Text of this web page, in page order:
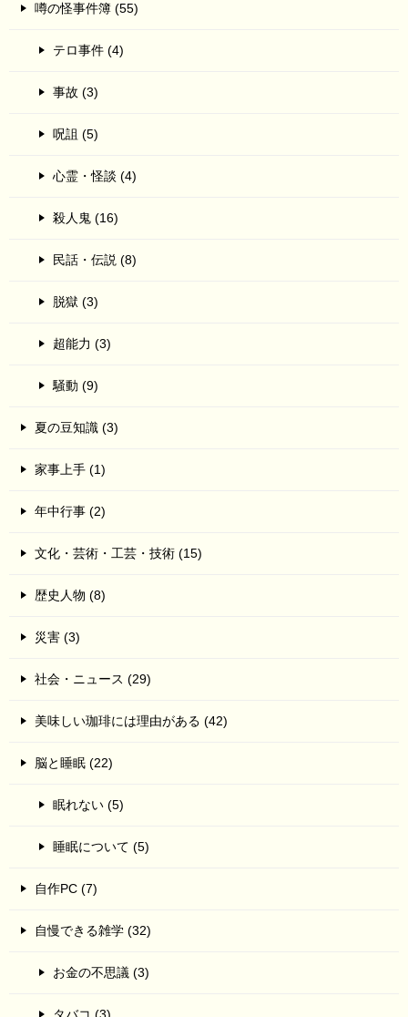
噂の怪事件簿 (55)
テロ事件 (4)
事故 (3)
呪詛 (5)
心霊・怪談 (4)
殺人鬼 (16)
民話・伝説 (8)
脱獄 (3)
超能力 (3)
騒動 (9)
夏の豆知識 (3)
家事上手 (1)
年中行事 (2)
文化・芸術・工芸・技術 (15)
歴史人物 (8)
災害 (3)
社会・ニュース (29)
美味しい珈琲には理由がある (42)
脳と睡眠 (22)
眠れない (5)
睡眠について (5)
自作PC (7)
自慢できる雑学 (32)
お金の不思議 (3)